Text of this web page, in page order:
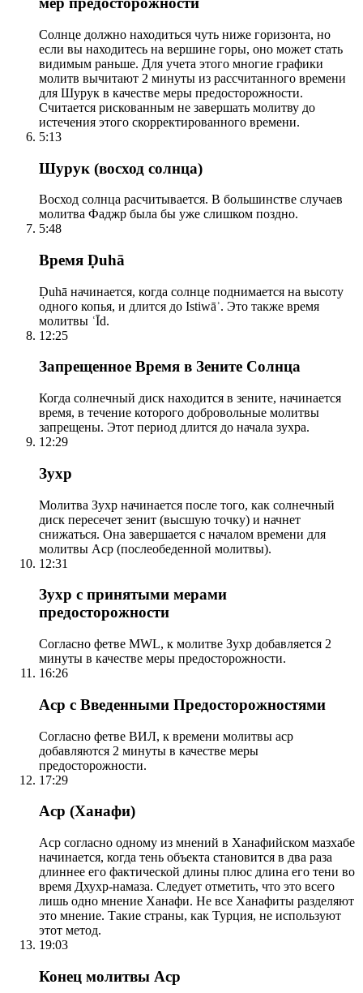
Солнце должно находиться чуть ниже горизонта, но
если вы находитесь на вершине горы, оно может стать
видимым раньше. Для учета этого многие графики
молитв вычитают 2 минуты из рассчитанного времени
для Шурук в качестве меры предосторожности.
Считается рискованным не завершать молитву до
истечения этого скорректированного времени.
5:13
Шурук (восход солнца)
Восход солнца расчитывается. В большинстве случаев
молитва Фаджр была бы уже слишком поздно.
5:48
Время Ḍuhā
Ḍuhā начинается, когда солнце поднимается на высоту
одного копья, и длится до Istiwāʾ. Это также время
молитвы ʿĪd.
12:25
Запрещенное Время в Зените Солнца
Когда солнечный диск находится в зените, начинается
время, в течение которого добровольные молитвы
запрещены. Этот период длится до начала зухра.
12:29
Зухр
Молитва Зухр начинается после того, как солнечный
диск пересечет зенит (высшую точку) и начнет
снижаться. Она завершается с началом времени для
молитвы Аср (послеобеденной молитвы).
12:31
Зухр с принятыми мерами
предосторожности
Согласно фетве MWL, к молитве Зухр добавляется 2
минуты в качестве меры предосторожности.
16:26
Аср с Введенными Предосторожностями
Согласно фетве ВИЛ, к времени молитвы аср
добавляются 2 минуты в качестве меры
предосторожности.
17:29
Аср (Ханафи)
Аср согласно одному из мнений в Ханафийском мазхабе
начинается, когда тень объекта становится в два раза
длиннее его фактической длины плюс длина его тени во
время Дхухр-намаза. Следует отметить, что это всего
лишь одно мнение Ханафи. Не все Ханафиты разделяют
это мнение. Такие страны, как Турция, не используют
этот метод.
19:03
Конец молитвы Аср